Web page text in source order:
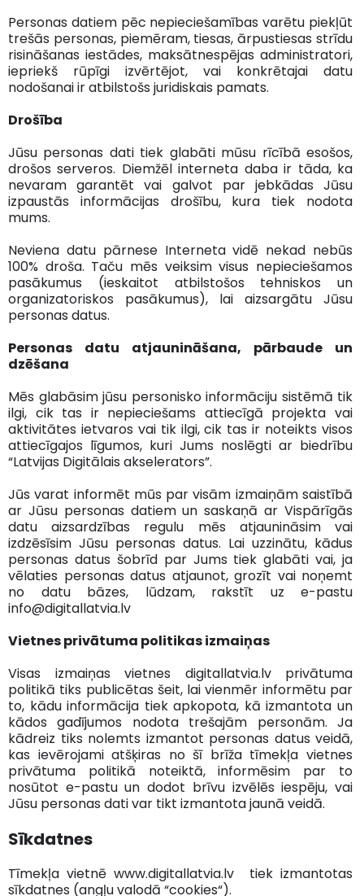
Personas datiem pēc nepieciešamības varētu piekļūt
trešās personas, piemēram, tiesas, ārpustiesas strīdu
risināšanas iestādes, maksātnespējas administratori,
iepriekš rūpīgi izvērtējot, vai konkrētajai datu
nodošanai ir atbilstošs juridiskais pamats.
Drošība
Jūsu personas dati tiek glabāti mūsu rīcībā esošos,
drošos serveros. Diemžēl interneta daba ir tāda, ka
nevaram garantēt vai galvot par jebkādas Jūsu
izpaustās informācijas drošību, kura tiek nodota
mums.
Neviena datu pārnese Interneta vidē nekad nebūs
100% droša. Taču mēs veiksim visus nepieciešamos
pasākumus (ieskaitot atbilstošos tehniskos un
organizatoriskos pasākumus), lai aizsargātu Jūsu
personas datus.
Personas datu atjaunināšana, pārbaude un
dzēšana
Mēs glabāsim jūsu personisko informāciju sistēmā tik
ilgi, cik tas ir nepieciešams attiecīgā projekta vai
aktivitātes ietvaros vai tik ilgi, cik tas ir noteikts visos
attiecīgajos līgumos, kuri Jums noslēgti ar biedrību
“Latvijas Digitālais akselerators”.
Jūs varat informēt mūs par visām izmaiņām saistībā
ar Jūsu personas datiem un saskaņā ar Vispārīgās
datu aizsardzības regulu mēs atjaunināsim vai
izdzēsīsim Jūsu personas datus. Lai uzzinātu, kādus
personas datus šobrīd par Jums tiek glabāti vai, ja
vēlaties personas datus atjaunot, grozīt vai noņemt
no datu bāzes, lūdzam, rakstīt uz e-pastu
info@digitallatvia.lv
Vietnes privātuma politikas izmaiņas
Visas izmaiņas vietnes digitallatvia.lv privātuma
politikā tiks publicētas šeit, lai vienmēr informētu par
to, kādu informācija tiek apkopota, kā izmantota un
kādos gadījumos nodota trešajām personām. Ja
kādreiz tiks nolemts izmantot personas datus veidā,
kas ievērojami atšķiras no šī brīža tīmekļa vietnes
privātuma politikā noteiktā, informēsim par to
nosūtot e-pastu un dodot brīvu izvēlēs iespēju, vai
Jūsu personas dati var tikt izmantota jaunā veidā.
Sīkdatnes
Tīmekļa vietnē www.digitallatvia.lv tiek izmantotas
sīkdatnes (angļu valodā “cookies“).